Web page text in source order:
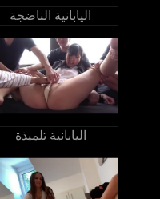
اليابانية الناضجة
اليابانية تلميذة